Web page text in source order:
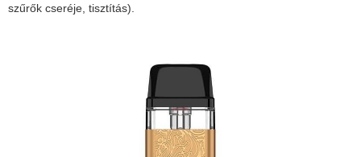
szűrők cseréje, tisztítás).